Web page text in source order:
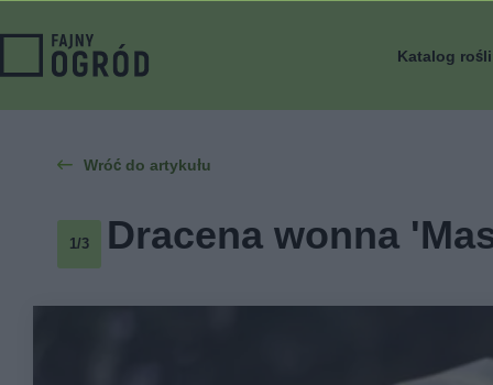
Katalog
Wróć do artykułu
1/3 Dracena wonna